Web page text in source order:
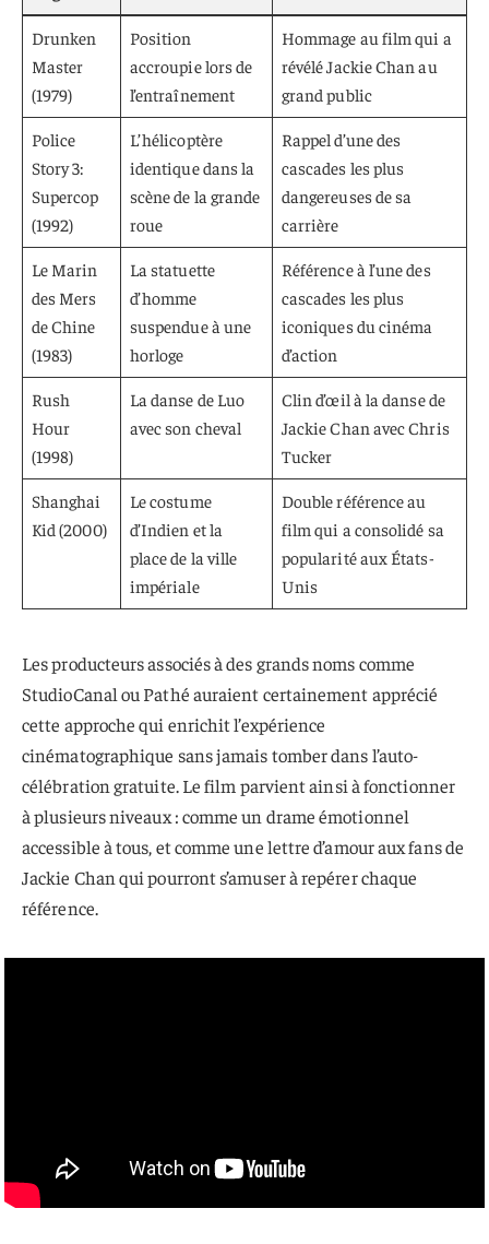
Drunken
Master
(1979)
Position
accroupie lors de
l’entraînement
Hommage au film qui a
révélé Jackie Chan au
grand public
Police
Story 3:
Supercop
(1992)
L’hélicoptère
identique dans la
scène de la grande
roue
Rappel d’une des
cascades les plus
dangereuses de sa
carrière
Le Marin
des Mers
de Chine
(1983)
La statuette
d’homme
suspendue à une
horloge
Référence à l’une des
cascades les plus
iconiques du cinéma
d’action
Rush
Hour
(1998)
La danse de Luo
avec son cheval
Clin d’œil à la danse de
Jackie Chan avec Chris
Tucker
Shanghai
Kid (2000)
Le costume
d’Indien et la
place de la ville
impériale
Double référence au
film qui a consolidé sa
popularité aux États-
Unis
Les producteurs associés à des grands noms comme
StudioCanal ou Pathé auraient certainement apprécié
cette approche qui enrichit l’expérience
cinématographique sans jamais tomber dans l’auto-
célébration gratuite. Le film parvient ainsi à fonctionner
à plusieurs niveaux : comme un drame émotionnel
accessible à tous, et comme une lettre d’amour aux fans de
Jackie Chan qui pourront s’amuser à repérer chaque
référence.